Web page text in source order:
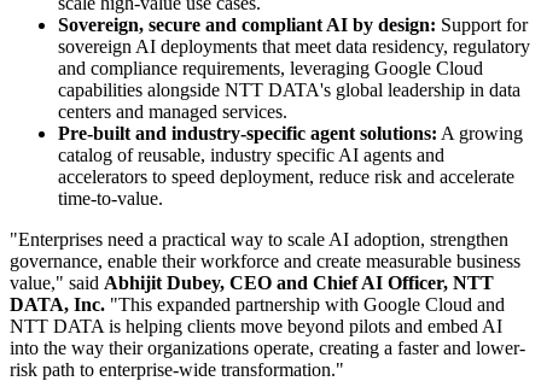
Sovereign, secure and compliant AI by design: Support for
sovereign AI deployments that meet data residency, regulatory
and compliance requirements, leveraging Google Cloud
capabilities alongside NTT DATA's global leadership in data
centers and managed services.
Pre-built and industry-specific agent solutions: A growing
catalog of reusable, industry specific AI agents and
accelerators to speed deployment, reduce risk and accelerate
time-to-value.
"Enterprises need a practical way to scale AI adoption, strengthen
governance, enable their workforce and create measurable business
value," said Abhijit Dubey, CEO and Chief AI Officer, NTT
DATA, Inc. "This expanded partnership with Google Cloud and
NTT DATA is helping clients move beyond pilots and embed AI
into the way their organizations operate, creating a faster and lower-
risk path to enterprise-wide transformation."